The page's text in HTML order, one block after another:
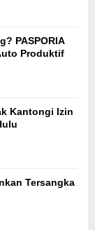
PASPORIA
Produktif
Kantongi Izin
Tersangka